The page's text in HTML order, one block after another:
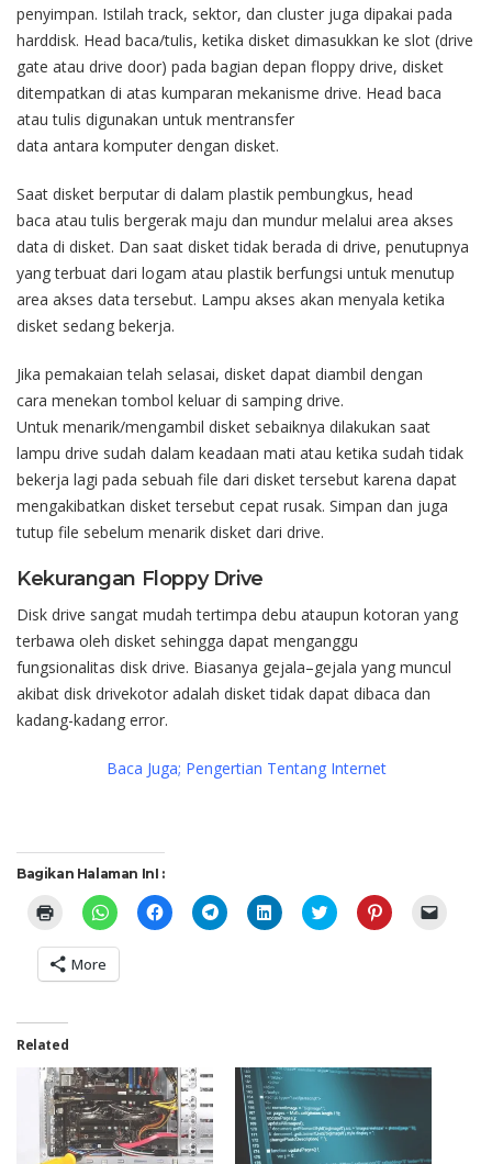
penyimpan. Istilah track, sektor, dan cluster juga dipakai pada
harddisk. Head baca/tulis, ketika disket dimasukkan ke slot (drive
gate atau drive door) pada bagian depan floppy drive, disket
ditempatkan di atas kumparan mekanisme drive. Head baca
atau tulis digunakan untuk mentransfer
data antara komputer dengan disket.
Saat disket berputar di dalam plastik pembungkus, head
baca atau tulis bergerak maju dan mundur melalui area akses
data di disket. Dan saat disket tidak berada di drive, penutupnya
yangterbuat dari logam atau plastik berfungsi untuk menutup
area akses datatersebut. Lampu akses akan menyala ketika
disket sedang bekerja.
Jika pemakaian telah selasai, disket dapat diambil dengan
cara menekan tombol keluar di samping drive.
Untuk menarik/mengambil disket sebaiknya dilakukan saat
lampu drive sudah dalam keadaan mati atau ketika sudah tidak
bekerja lagi pada sebuah file dari disket tersebut karena dapat
mengakibatkan disket tersebut cepat rusak. Simpan dan juga
tutup file sebelum menarik disket dari drive.
Kekurangan F loppy Drive
Disk drive sangat mudah tertimpa debu ataupun kotoran yang
terbawa oleh disket sehingga dapat menganggu
fungsionalitas disk drive. Biasanya gejala–gejala yang muncul
akibat disk drivekotor adalah disket tidak dapat dibaca dan
kadang-kadang error.
Baca Juga; Pengertian Tentang Internet
Bagikan Halaman InI :
Click
(Opens
in
new
Click
to
on
(Opens
Click
to
Click
to
Click
to
Click
to
Click
to
More
Related